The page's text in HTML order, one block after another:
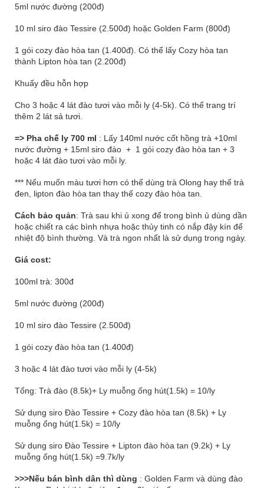
5ml nước đường (200đ)
10 ml siro đào Tessire (2.500đ) hoặc Golden Farm (800đ)
1 gói cozy đào hòa tan (1.400đ). Có thể lấy Cozy hòa tan
thành Lipton hòa tan (2.200đ)
Khuấy đều hỗn hợp
Cho 3 hoặc 4 lát đào tươi vào mỗi ly (4-5k). Có thể trang trí
thêm 2 lát sả tươi.
=> Pha chế ly 700 ml : Lấy 140ml nước cốt hồng trà +10ml
nước đường + 15ml siro đào + 1 gói cozy đào hòa tan + 3
hoặc 4 lát đào tươi vào mỗi ly.
*** Nếu muốn màu tươi hơn có thể dùng trà Olong hay thế trà
đen, lipton đào hòa tan thay thế cozy đào hòa tan.
Cách bảo quản: Trà sau khi ủ xong để trong bình ủ dùng dần
hoặc chiết ra các bình nhựa hoặc thủy tinh có nắp đậy kín để
nhiệt độ bình thường. Và trà ngon nhất là sử dụng trong ngày.
Giá cost:
100ml trà: 300đ
5ml nước đường (200đ)
10 ml siro đào Tessire (2.500đ)
1 gói cozy đào hòa tan (1.400đ)
3 hoặc 4 lát đào tươi vào mỗi ly (4-5k)
Tổng: Trà đào (8.5k)+ Ly muỗng ống hút(1.5k) = 10/ly
Sử dụng siro Đào Tessire + Cozy đào hòa tan (8.5k) + Ly
muỗng ống hút(1.5k) = 10/ly
Sử dụng siro Đào Tessire + Lipton đào hòa tan (9.2k) + Ly
muỗng ống hút(1.5k) =9.7k/ly
>>>Nếu bán bình dân thì dùng : Golden Farm và dùng đào